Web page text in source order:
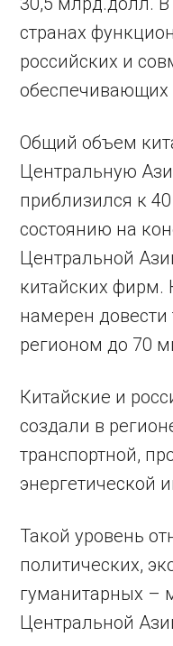
странах
российских и
обеспечивающих
Общий объем
Центральную
приблизился к
состоянию на
Центральной
китайских фирм.
намерен довести
регионом до 70
Китайские и
создали в
транспортной,
энергетической
Такой уровень
политических,
гуманитарных –
Центральной